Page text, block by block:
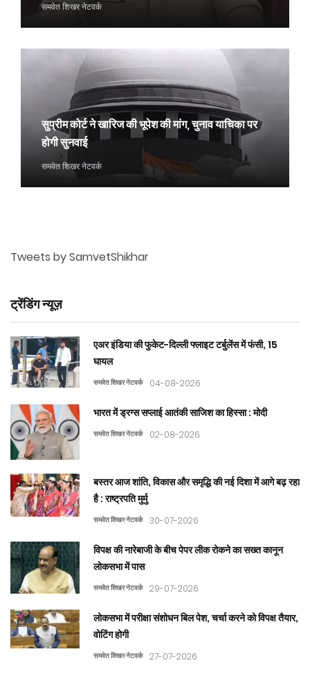
समवेत शिखर नेटवर्क
सुप्रीम कोर्ट ने खारिज की भूपेश की मांग, चुनाव याचिका पर
होगी सुनवाई
समवेत शिखर नेटवर्क
Tweets by SamvetShikhar
ट्रेंडिंग न्यूज़
एअर इंडिया की फुकेट-दिल्ली फ्लाइट टर्बुलेंस में फंसी, 15
घायल
समवेत शिखर नेटवर्क 04-08-2026
भारत में ड्रग्स सप्लाई आतंकी साजिश का हिस्सा : मोदी
समवेत शिखर नेटवर्क 02-08-2026
बस्तर आज शांति, विकास और समृद्धि की नई दिशा में आगे बढ़ रहा
है : राष्ट्रपति मुर्मु
समवेत शिखर नेटवर्क 30-07-2026
विपक्ष की नारेबाजी के बीच पेपर लीक रोकने का सख्त कानून
लोकसभा में पास
समवेत शिखर नेटवर्क 29-07-2026
लोकसभा में परीक्षा संशोधन बिल पेश, चर्चा करने को विपक्ष तैयार,
वोटिंग होगी
समवेत शिखर नेटवर्क 27-07-2026